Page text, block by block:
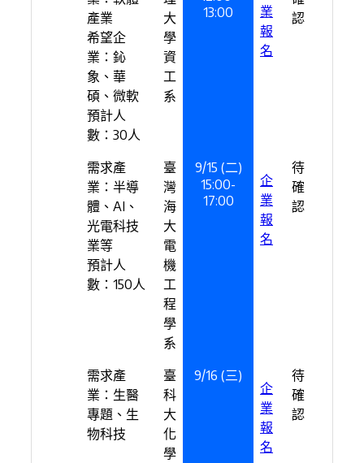
產業
希望企
業：鈊
象、華
碩、微軟
預計人
數：30人
大
學
資
工
系
13:00
業
報
名
認
需求產
業：半導
體、AI、
光電科技
業等
預計人
數：150人
臺
灣
海
大
電
機
工
程
學
系
9/15 (二)
15:00-
17:00
企
業
報
名
待
確
認
需求產
業：生醫
專題、生
物科技
臺
科
大
化
學
9/16 (三)
企
業
報
名
待
確
認